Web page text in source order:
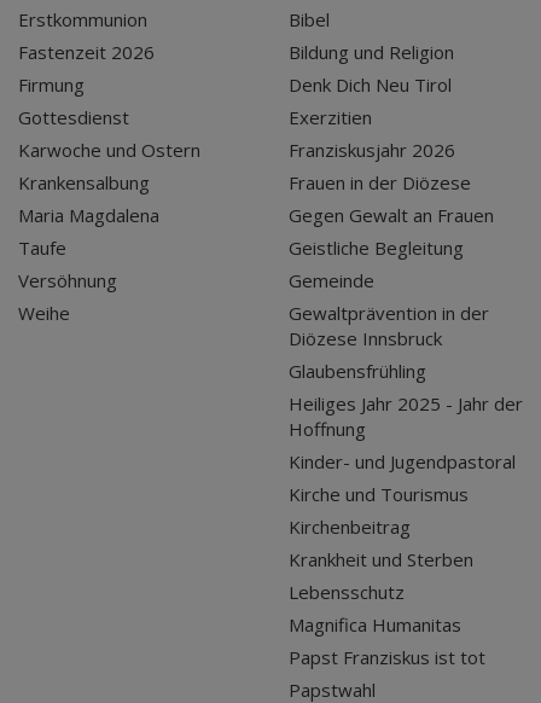
Erstkommunion
Fastenzeit 2026
Firmung
Gottesdienst
Karwoche und Ostern
Krankensalbung
Maria Magdalena
Taufe
Versöhnung
Weihe
Bibel
Bildung und Religion
Denk Dich Neu Tirol
Exerzitien
Franziskusjahr 2026
Frauen in der Diözese
Gegen Gewalt an Frauen
Geistliche Begleitung
Gemeinde
Gewaltprävention in der
Diözese Innsbruck
Glaubensfrühling
Heiliges Jahr 2025 - Jahr der
Hoffnung
Kinder- und Jugendpastoral
Kirche und Tourismus
Kirchenbeitrag
Krankheit und Sterben
Lebensschutz
Magnifica Humanitas
Papst Franziskus ist tot
Papstwahl